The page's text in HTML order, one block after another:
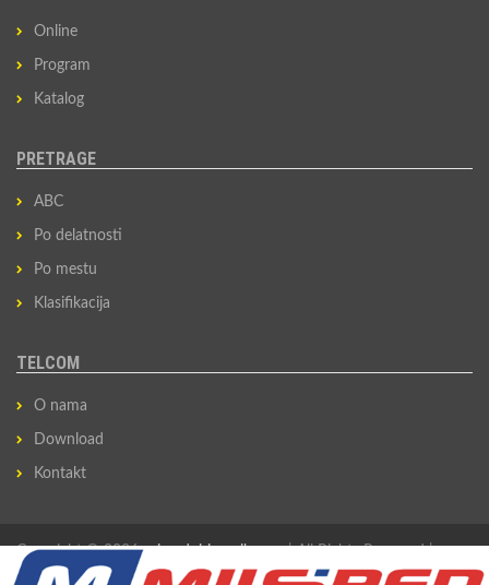
Online
Program
Katalog
PRETRAGE
ABC
Po delatnosti
Po mestu
Klasifikacija
TELCOM
O nama
Download
Kontakt
Copyright © 2026privredni-imenik.com
Izradio Sovan